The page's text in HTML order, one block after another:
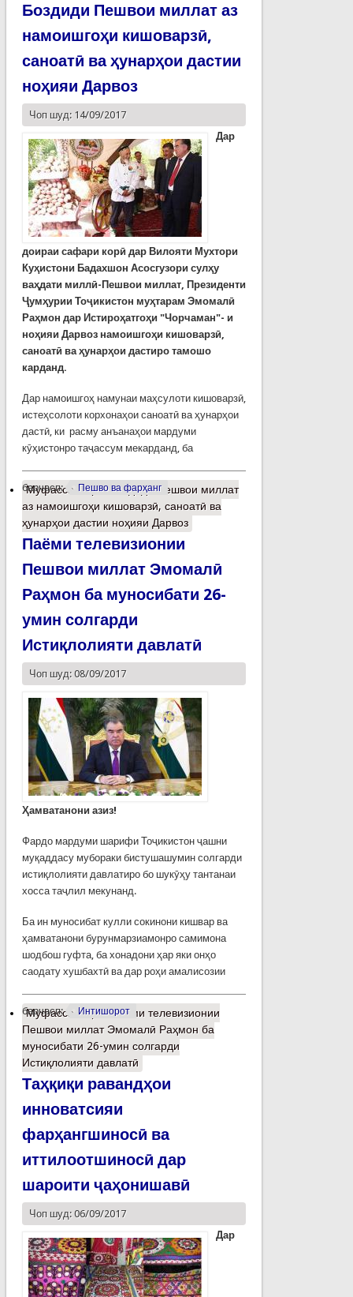
Боздиди Пешвои миллат аз
намоишгоҳи кишоварзӣ,
саноатӣ ва ҳунарҳои дастии
ноҳияи Дарвоз
Чоп шуд: 14/09/2017
Дар
доираи сафари корӣ дар Вилояти Мухтори
Куҳистони Бадахшон Асосгузори сулҳу
ваҳдати миллӣ-Пешвои миллат, Президенти
Ҷумҳурии Тоҷикистон муҳтарам Эмомалӣ
Раҳмон дар Истироҳатгоҳи "Чорчаман"- и
ноҳияи Дарвоз намоишгоҳи кишоварзӣ,
саноатӣ ва ҳунарҳои дастиро тамошо
карданд.
Дар намоишгоҳ намунаи маҳсулоти кишоварзӣ,
истеҳсолоти корхонаҳои саноатӣ ва ҳунарҳои
дастӣ, ки расму анъанаҳои мардуми
кӯҳистонро таҷассум мекарданд, ба
барчасп: Пешво ва фарҳанг
Муфассалтаро Боздиди Пешвои миллат
аз намоишгоҳи кишоварзӣ, саноатӣ ва
ҳунарҳои дастии ноҳияи Дарвоз
Паёми телевизионии
Пешвои миллат Эмомалӣ
Раҳмон ба муносибати 26-
умин солгарди
Истиқлолияти давлатӣ
Чоп шуд: 08/09/2017
Ҳамватанони азиз!
Фардо мардуми шарифи Тоҷикистон ҷашни
муқаддасу мубораки бистушашумин солгарди
истиқлолияти давлатиро бо шукӯҳу тантанаи
хосса таҷлил мекунанд.
Ба ин муносибат кулли сокинони кишвар ва
ҳамватанони бурунмарзиамонро самимона
шодбош гуфта, ба хонадони ҳар яки онҳо
саодату хушбахтӣ ва дар роҳи амалисозии
барчасп: Интишорот
Муфассалтаро Паёми телевизионии
Пешвои миллат Эмомалӣ Раҳмон ба
муносибати 26-умин солгарди
Истиқлолияти давлатӣ
Таҳқиқи равандҳои
инноватсияи
фарҳангшиносӣ ва
иттилоотшиносӣ дар
шароити ҷаҳонишавӣ
Чоп шуд: 06/09/2017
Дар